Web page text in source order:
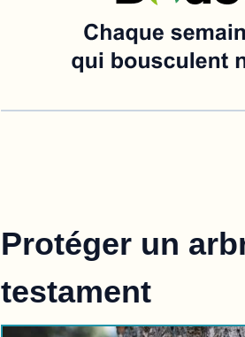
Protéger un
testament